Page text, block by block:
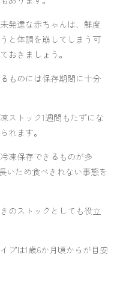
発達な赤ちゃんは、鮮度
と体調を崩してしまう可
おきましょう。
ものには保存期間に十分
ストック1週間もたずにな
れます。
凍保存できるものが多
いため食べきれない事態を
のストックとしても役立
プは1歳6か月頃からが目安